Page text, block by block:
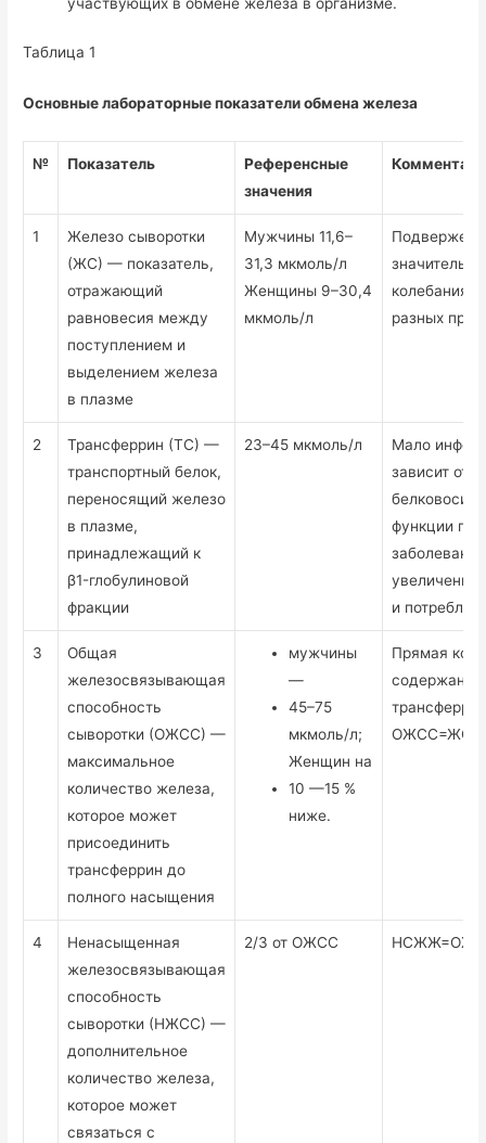
Таблица 1
Основные лабораторные показатели обмена железа
№ Показатель
Референсные
значения
1
Железо сыворотки
(ЖС) — показатель,
отражающий
равновесия между
поступлением и
выделением железа
в плазме
Мужчины 11,6–
31,3 мкмоль/л
Женщины 9–30,4
мкмоль/л
Подвержено
колебаниям
разных
2
Трансферрин (ТС) —
транспортный белок,
переносящий железо
в плазме,
принадлежащий к
β1-глобулиновой
фракции
23–45 мкмоль/л
Мало
зависит от
функции
и
3
Общая
железосвязывающая
способность
сыворотки (ОЖСС) —
максимальное
количество железа,
которое может
присоединить
трансферрин до
полного насыщения
мужчины
—
45–75
мкмоль/л;
Женщин на
10 —15 %
ниже.
Прямая
4
Ненасыщенная
железосвязывающая
способность
сыворотки (НЖСС) —
дополнительное
количество железа,
которое может
связаться с
2/3 от ОЖСС